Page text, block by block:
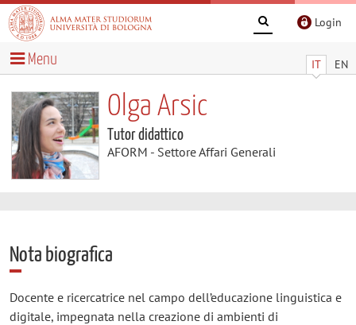
Login
IT EN
Menu
Olga Arsic
Tutor didattico
AFORM - Settore Affari Generali
Nota biografica
Docente e ricercatrice nel campo dell’educazione linguistica e
digitale, impegnata nella creazione di ambienti di